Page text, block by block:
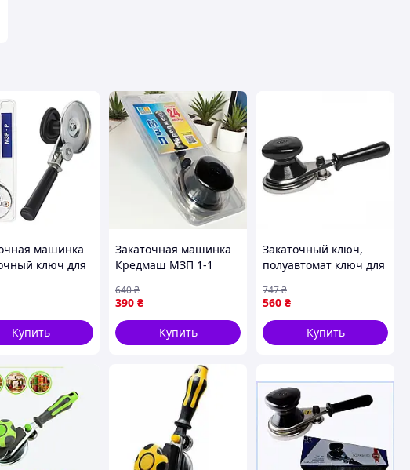
машинка
ключ для
с роликом
Черкассы
Купить
Закаточная машинка
Кредмаш МЗП 1-1
Машинка для
консервации
Кременчук
Закаточный ключ 2BR-
390 ₴
640₴
Купить
Закаточный ключ,
полуавтомат ключ для
закаточный ключ с
подшипником для
консервации
560 ₴
747₴
Купить